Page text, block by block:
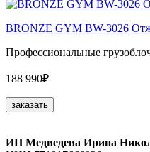
BRONZE GYM BW-3026
Профессиональные
188 990₽
заказать
ИП Медведева Ирина